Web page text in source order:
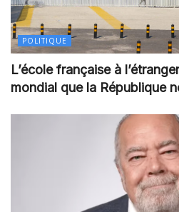
POLITIQUE
L’école française à
mondial que la République